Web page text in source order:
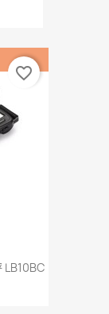
favorite_border